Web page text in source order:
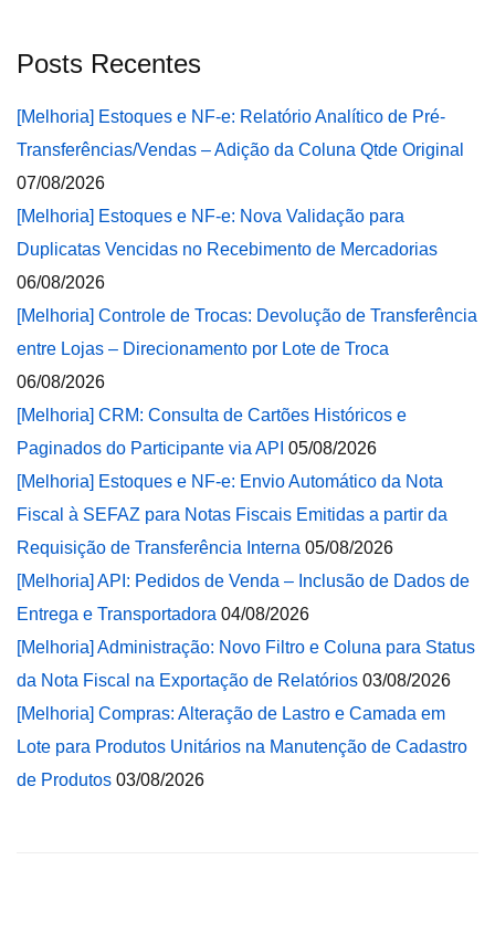
Posts Recentes
[Melhoria] Estoques e NF-e: Relatório Analítico de Pré-
Transferências/Vendas – Adição da Coluna Qtde Original
07/08/2026
[Melhoria] Estoques e NF-e: Nova Validação para
Duplicatas Vencidas no Recebimento de Mercadorias
06/08/2026
[Melhoria] Controle de Trocas: Devolução de Transferência
entre Lojas – Direcionamento por Lote de Troca
06/08/2026
[Melhoria] CRM: Consulta de Cartões Históricos e
Paginados do Participante via API 05/08/2026
[Melhoria] Estoques e NF-e: Envio Automático da Nota
Fiscal à SEFAZ para Notas Fiscais Emitidas a partir da
Requisição de Transferência Interna 05/08/2026
[Melhoria] API: Pedidos de Venda – Inclusão de Dados de
Entrega e Transportadora 04/08/2026
[Melhoria] Administração: Novo Filtro e Coluna para Status
da Nota Fiscal na Exportação de Relatórios 03/08/2026
[Melhoria] Compras: Alteração de Lastro e Camada em
Lote para Produtos Unitários na Manutenção de Cadastro
de Produtos 03/08/2026